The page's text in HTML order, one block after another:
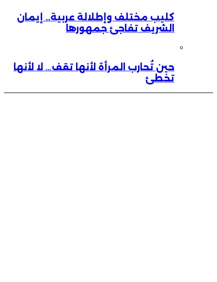
كليب مختلف وإطلالة عربية.. إيمان
الشريف تفاجئ جمهورها
حين تُحارب المرأة لأنها تقف… لا لأنها
تخطئ